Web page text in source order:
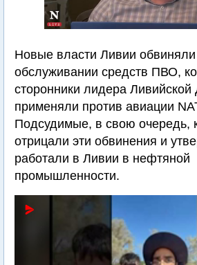
Новые власти Ливии
обслуживании средств ПВО,
сторонники лидера
применяли против авиации
Подсудимые, в свою очередь,
отрицали эти обвинения и
работали в Ливии в нефтяной
промышленности.